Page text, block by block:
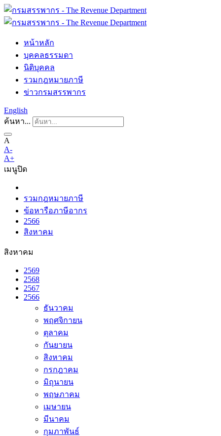
หน้าหลัก
บุคคลธรรมดา
นิติบุคคล
รวมกฎหมายภาษี
ข่าวกรมสรรพากร
English
ค้นหา...
A
A-
A+
เมนูปิด
รวมกฎหมายภาษี
ข้อหารือภาษีอากร
2566
สิงหาคม
สิงหาคม
2569
2568
2567
2566
ธันวาคม
พฤศจิกายน
ตุลาคม
กันยายน
สิงหาคม
กรกฎาคม
มิถุนายน
พฤษภาคม
เมษายน
มีนาคม
กุมภาพันธ์